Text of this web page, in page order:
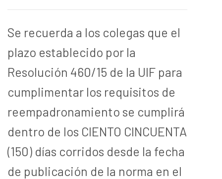
Se recuerda a los colegas que el
plazo establecido por la
Resolución 460/15 de la UIF para
cumplimentar los requisitos de
reempadronamiento se cumplirá
dentro de los CIENTO CINCUENTA
(150) días corridos desde la fecha
de publicación de la norma en el